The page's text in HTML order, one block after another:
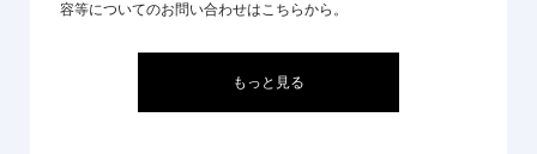
容等についてのお問い合わせはこちらから。
もっと見る